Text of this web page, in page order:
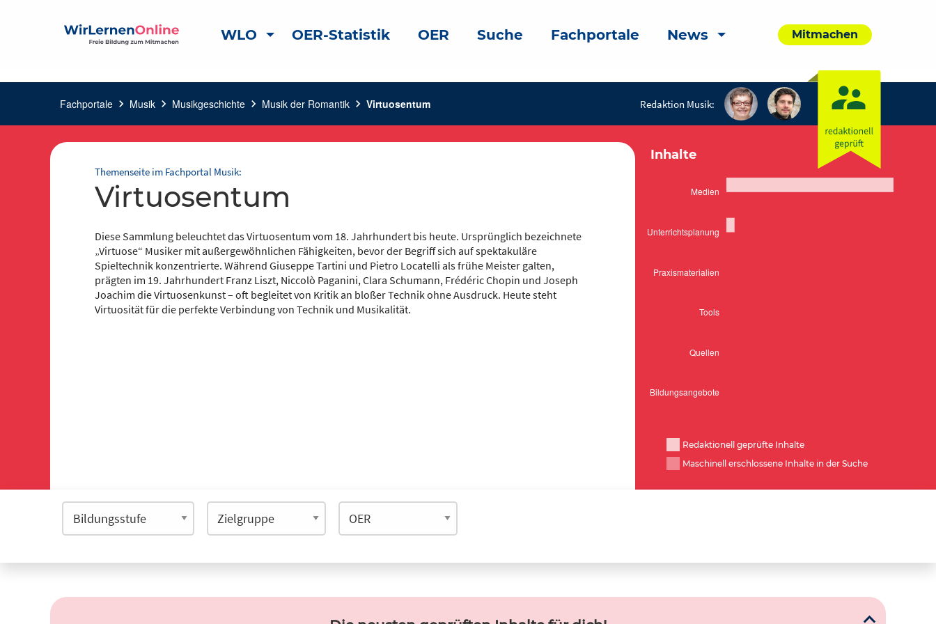
WLO OER-Statistik OER Suche Fachportale News Mitmachen
Fachportale chevron_right Musik chevron_right Musikgeschichte chevron_right Musik der Romantik chevron_right Virtuosentum Redaktion Musik:
Themenseite im Fachportal Musik:
Virtuosentum
Diese Sammlung beleuchtet das Virtuosentum vom 18. Jahrhundert bis heute. Ursprünglich bezeichnete
„Virtuose“ Musiker mit außergewöhnlichen Fähigkeiten, bevor der Begriff sich auf spektakuläre
Spieltechnik konzentrierte. Während Giuseppe Tartini und Pietro Locatelli als frühe Meister galten,
prägten im 19. Jahrhundert Franz Liszt, Niccolò Paganini, Clara Schumann, Frédéric Chopin und Joseph
Joachim die Virtuosenkunst – oft begleitet von Kritik an bloßer Technik ohne Ausdruck. Heute steht
Virtuosität für die perfekte Verbindung von Technik und Musikalität.
Inhalte
Redaktionell geprüfte Inhalte
Maschinell erschlossene Inhalte in der Suche